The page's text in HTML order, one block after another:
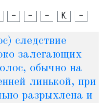
- - - К -
следствие
залегающих
обычно на
линькой, при
разрыхлена и